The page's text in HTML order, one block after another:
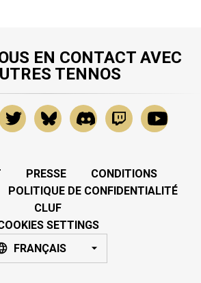
EN CONTACT AVEC
TENNOS
PRESSE
CONDITIONS
POLITIQUE DE CONFIDENTIALITÉ
CLUF
SETTINGS
FRANÇAIS